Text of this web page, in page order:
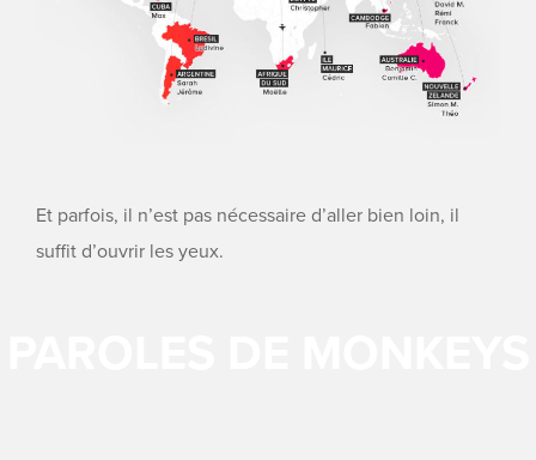
Et parfois, il n’est pas nécessaire d’aller bien loin, il
suffit d’ouvrir les yeux.